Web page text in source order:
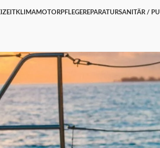
KLIMAMOTORPFLEGEREPARATURSANITÄR /
Blog
Startseite/ Blog
die Suchfunktion passende Beiträge zu finden.